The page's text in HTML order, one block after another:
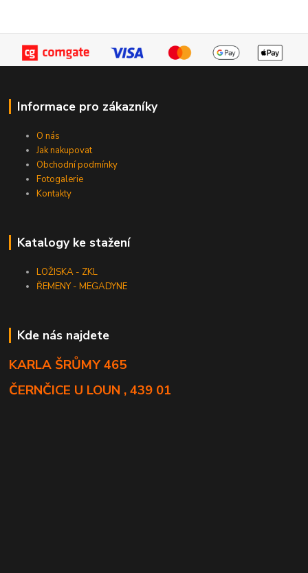
Informace pro zákazníky
O nás
Jak nakupovat
Obchodní podmínky
Fotogalerie
Kontakty
Katalogy ke stažení
LOŽISKA - ZKL
ŘEMENY - MEGADYNE
Kde nás najdete
KARLA ŠRŮMY 465
ČERNČICE U LOUN , 439 01